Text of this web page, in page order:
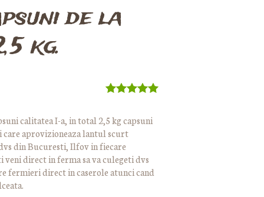
de la
kg.
pe baza
unei
evaluări
calitatea I-a, in total 2,5 kg capsuni
aprovizioneaza lantul scurt
din Bucuresti, Ilfov in fiecare
veni direct in ferma sa va culegeti dvs
fermieri direct in caserole atunci cand